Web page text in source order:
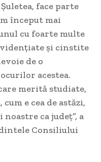
face parte
început mai
cu foarte multe
și cinstite
de o
acestea.
merită studiate,
e cea de astăzi,
ca județ”, a
Consiliului